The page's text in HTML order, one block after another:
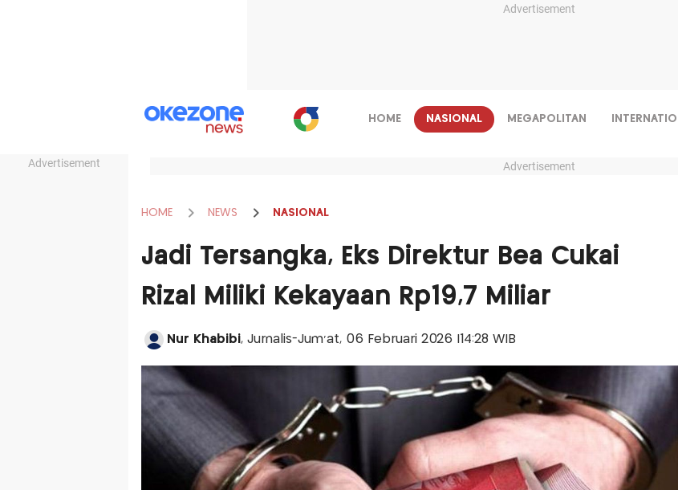
Advertisement
Advertisement
HOME NASIONAL MEGAPOLITAN
Advertisement
HOME NEWS NASIONAL
Jadi Tersangka, Eks Direktur Bea Cukai
Rizal Miliki Kekayaan Rp19,7 Miliar
Nur Khabibi, Jurnalis-Jum'at, 06 Februari 2026 |14:28 WIB